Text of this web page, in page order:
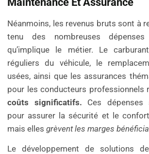
Néanmoins, les revenus bruts sont à
tenu des nombreuses dépenses
qu’implique le métier. Le
réguliers du véhicule, le
usées, ainsi que les assurances
pour les conducteurs professionnels
coûts significatifs. Ces dépenses
pour assurer la sécurité et le
mais elles grèvent les marges
Le développement de solutions